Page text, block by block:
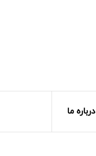
درباره ما